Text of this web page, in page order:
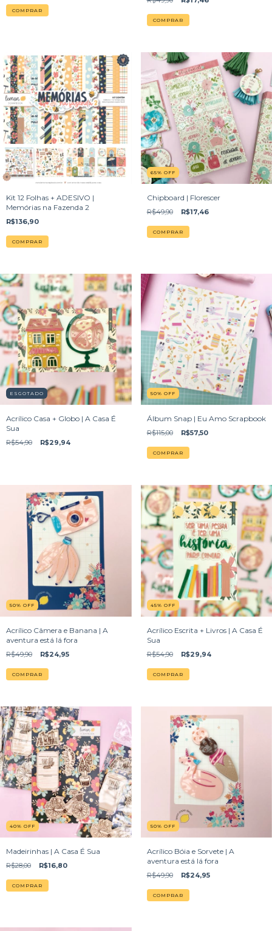
Kit 12 Folhas + ADESIVO |
Memórias na Fazenda 2
R$136,90
65% OFF
Chipboard | Florescer
R$49,90 R$17,46
ESGOTADO
Acrílico Casa + Globo | A Casa É
Sua
R$54,90 R$29,94
50% OFF
Álbum Snap | Eu Amo Scrapbook
R$115,00 R$57,50
50% OFF
Acrílico Câmera e Banana | A
aventura está lá fora
R$49,90 R$24,95
45% OFF
Acrílico Escrita + Livros | A Casa É
Sua
R$54,90 R$29,94
40% OFF
Madeirinhas | A Casa É Sua
R$28,00 R$16,80
50% OFF
Acrílico Bóia e Sorvete | A
aventura está lá fora
R$49,90 R$24,95